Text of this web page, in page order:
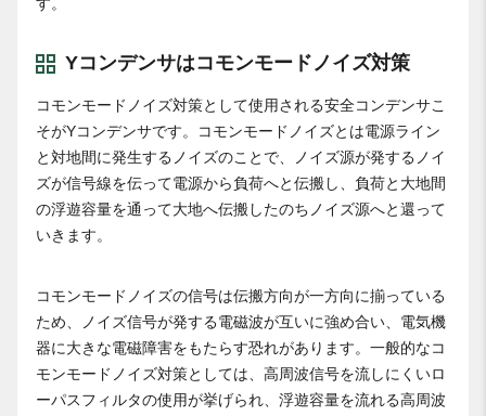
Yコンデンサはコモンモードノイズ対策
コモンモードノイズ対策として使用される安全コンデンサこ
そがYコンデンサです。コモンモードノイズとは電源ライン
と対地間に発生するノイズのことで、ノイズ源が発するノイ
ズが信号線を伝って電源から負荷へと伝搬し、負荷と大地間
の浮遊容量を通って大地へ伝搬したのちノイズ源へと還って
いきます。
コモンモードノイズの信号は伝搬方向が一方向に揃っている
ため、ノイズ信号が発する電磁波が互いに強め合い、電気機
器に大きな電磁障害をもたらす恐れがあります。一般的なコ
モンモードノイズ対策としては、高周波信号を流しにくいロ
ーパスフィルタの使用が挙げられ、浮遊容量を流れる高周波